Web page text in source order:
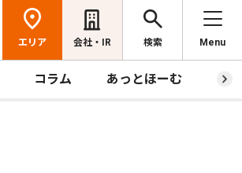
エリア 会社・IR 検索 Menu
コラム あっとほーむ プ